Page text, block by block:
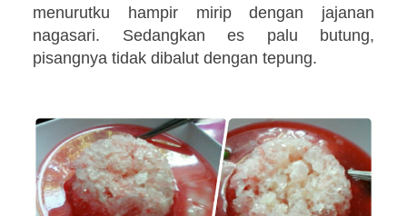
menurutku hampir mirip dengan jajanan
nagasari. Sedangkan es palu butung,
pisangnya tidak dibalut dengan tepung.